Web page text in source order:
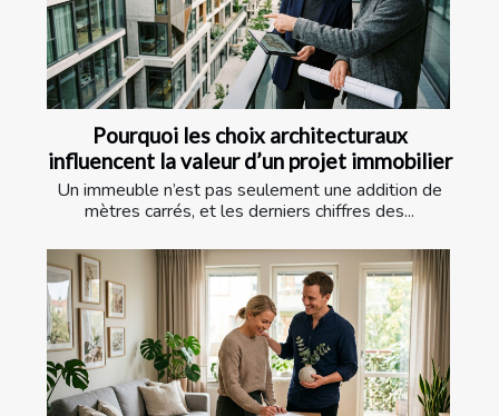
Pourquoi les choix architecturaux
influencent la valeur d’un projet immobilier
Un immeuble n’est pas seulement une addition de
mètres carrés, et les derniers chiffres des...